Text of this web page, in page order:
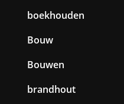
boekhouden
Bouw
Bouwen
brandhout